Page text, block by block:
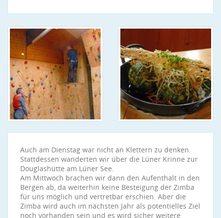
Auch am Dienstag war nicht an Klettern zu denken.
Stattdessen wanderten wir über die Lüner Krinne zur
Douglashütte am Lüner See.
Am Mittwoch brachen wir dann den Aufenthalt in den
Bergen ab, da weiterhin keine Besteigung der Zimba
für uns möglich und vertretbar erschien. Aber die
Zimba wird auch im nächsten Jahr als potentielles Ziel
noch vorhanden sein und es wird sicher weitere